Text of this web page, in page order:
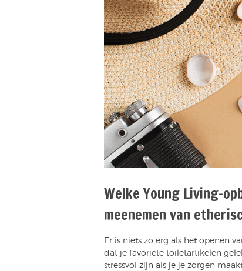
Welke Young Living-
meenemen van
Er is niets zo erg als het openen
dat je favoriete toiletartikelen
stressvol zijn als je je zorgen